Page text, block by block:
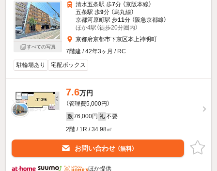
すべての写真
清水五条駅 歩7分 （京阪本線）
五条駅 歩9分 （烏丸線）
京都河原町駅 歩11分 （阪急京都線）
ほか4駅（徒歩20分圏内）
京都府京都市下京区本上神明町
7階建 / 42年3ヶ月 / RC
駐輪場あり
宅配ボックス
7.6万円
（管理費5,000円）
敷 76,000円 礼 不要
2階 / 1R / 34.98㎡
お問い合わせ （無料）
ほか提供